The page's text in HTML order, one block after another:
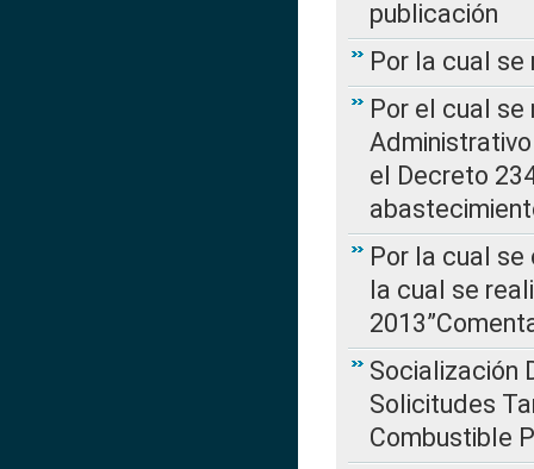
publicación
Por la cual se
Por el cual
el Decreto
Por la cual se
la cual se
Socialización
Solicitudes
Combustible